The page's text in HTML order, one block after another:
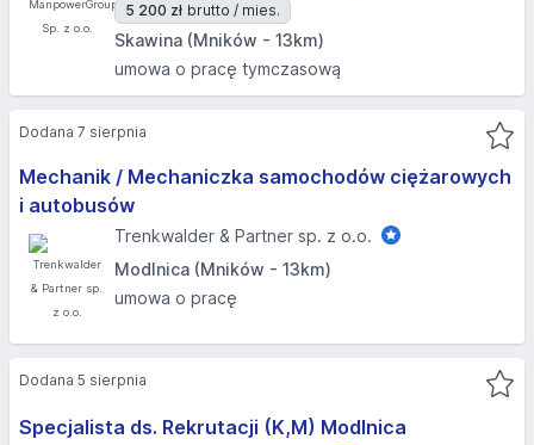
5 200 zł brutto / mies.
Skawina (Mników - 13km)
umowa o pracę tymczasową
Mechanik / Mechaniczka samochodów ciężarowych
i autobusów
Trenkwalder & Partner sp. z o.o.
Modlnica (Mników - 13km)
umowa o pracę
Dodana 7 sierpnia
Specjalista ds. Rekrutacji (K,M) Modlnica
Dodana 5 sierpnia